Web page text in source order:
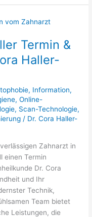
Termin &
Haller-
, Information,
,Online-
, Scan-Technologie,
/ Dr. Cora Haller-
Zahnarzt in
einen Termin
Dr. Cora
und Ihr
Technik,
Team bietet
Leistungen, die